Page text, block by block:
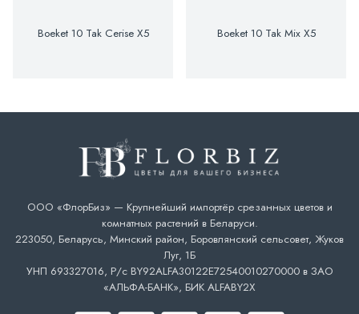
Boeket 10 Tak Cerise X5 Boeket 10 Tak Mix X5
ООО «ФлорБиз» — Крупнейший импортёр срезанных цветов и
комнатных растений в Беларуси.
223050, Беларусь, Минский район, Боровлянский сельсовет, Жуков
Луг, 1Б
УНП 693327016, Р/с BY92ALFA30122E72540010270000 в ЗАО
«АЛЬФА-БАНК», БИК ALFABY2X